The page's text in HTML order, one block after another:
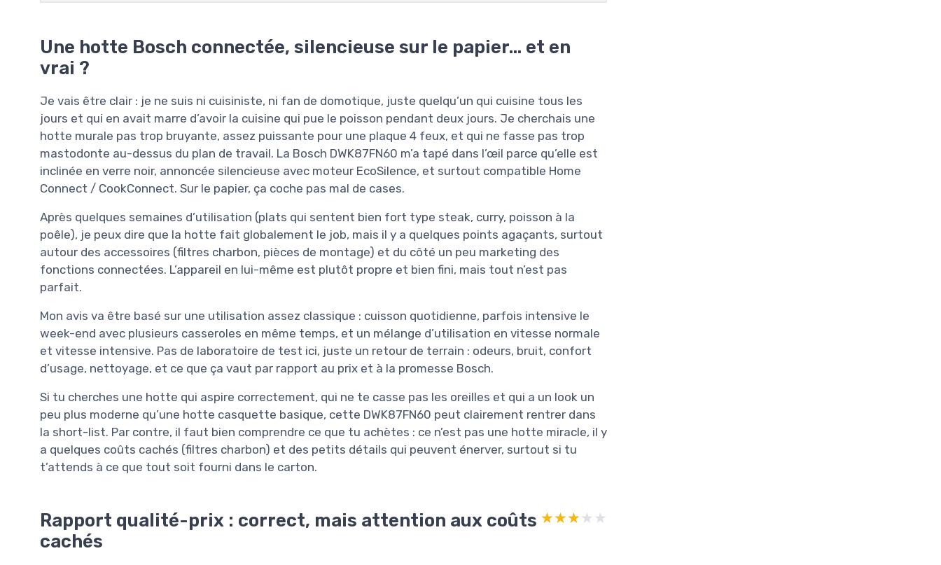
Une hotte Bosch connectée, silencieuse sur le papier… et en
vrai ?
Je vais être clair : je ne suis ni cuisiniste, ni fan de domotique, juste quelqu’un qui cuisine tous les
jours et qui en avait marre d’avoir la cuisine qui pue le poisson pendant deux jours. Je cherchais une
hotte murale pas trop bruyante, assez puissante pour une plaque 4 feux, et qui ne fasse pas trop
mastodonte au-dessus du plan de travail. La Bosch DWK87FN60 m’a tapé dans l’œil parce qu’elle est
inclinée en verre noir, annoncée silencieuse avec moteur EcoSilence, et surtout compatible Home
Connect / CookConnect. Sur le papier, ça coche pas mal de cases.
Après quelques semaines d’utilisation (plats qui sentent bien fort type steak, curry, poisson à la
poêle), je peux dire que la hotte fait globalement le job, mais il y a quelques points agaçants, surtout
autour des accessoires (filtres charbon, pièces de montage) et du côté un peu marketing des
fonctions connectées. L’appareil en lui-même est plutôt propre et bien fini, mais tout n’est pas
parfait.
Mon avis va être basé sur une utilisation assez classique : cuisson quotidienne, parfois intensive le
week-end avec plusieurs casseroles en même temps, et un mélange d’utilisation en vitesse normale
et vitesse intensive. Pas de laboratoire de test ici, juste un retour de terrain : odeurs, bruit, confort
d’usage, nettoyage, et ce que ça vaut par rapport au prix et à la promesse Bosch.
Si tu cherches une hotte qui aspire correctement, qui ne te casse pas les oreilles et qui a un look un
peu plus moderne qu’une hotte casquette basique, cette DWK87FN60 peut clairement rentrer dans
la short-list. Par contre, il faut bien comprendre ce que tu achètes : ce n’est pas une hotte miracle, il y
a quelques coûts cachés (filtres charbon) et des petits détails qui peuvent énerver, surtout si tu
t’attends à ce que tout soit fourni dans le carton.
Rapport qualité-prix : correct, mais attention aux coûts
cachés
★★★★★
★★★★★